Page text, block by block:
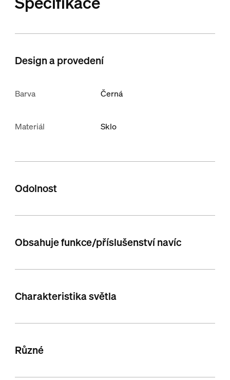
Design a provedení
Barva Černá
Materiál Sklo
Odolnost
Obsahuje funkce/příslušenství navíc
Charakteristika světla
Různé